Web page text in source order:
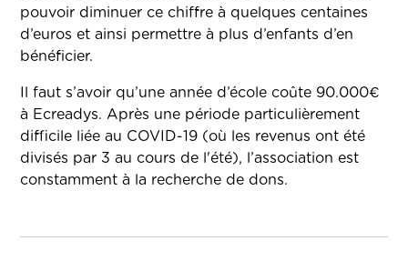
pouvoir diminuer ce chiffre à quelques centaines
d’euros et ainsi permettre à plus d’enfants d’en
bénéficier.
Il faut s’avoir qu’une année d’école coûte 90.000€
à Ecreadys. Après une période particulièrement
difficile liée au COVID-19 (où les revenus ont été
divisés par 3 au cours de l'été), l’association est
constamment à la recherche de dons.